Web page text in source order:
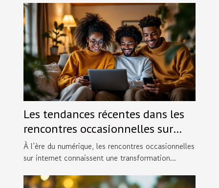
Les tendances récentes dans les
rencontres occasionnelles sur
internet
À l’ère du numérique, les rencontres occasionnelles
sur internet connaissent une transformation...